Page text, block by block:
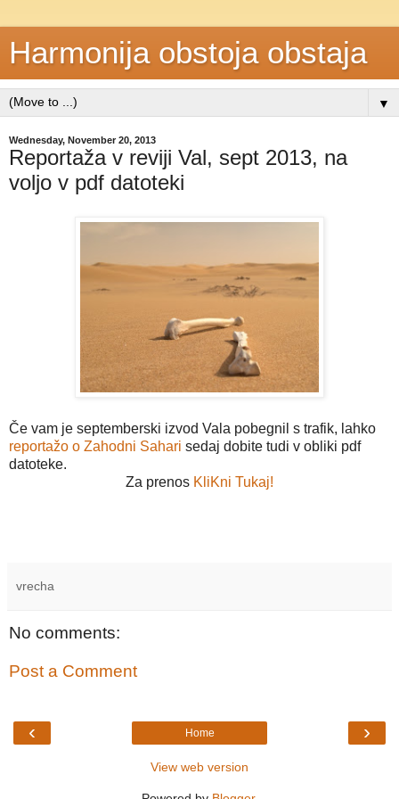
Harmonija obstoja obstaja
▼
Wednesday, November 20, 2013
Reportaža v reviji Val, sept 2013, na
voljo v pdf datoteki
Če vam je septemberski izvod Vala pobegnil s trafik, lahko
reportažo o Zahodni Sahari sedaj dobite tudi v obliki pdf
datoteke.
Za prenos KliKni Tukaj!
vrecha
No comments:
Post a Comment
‹ ›
Home
View web version